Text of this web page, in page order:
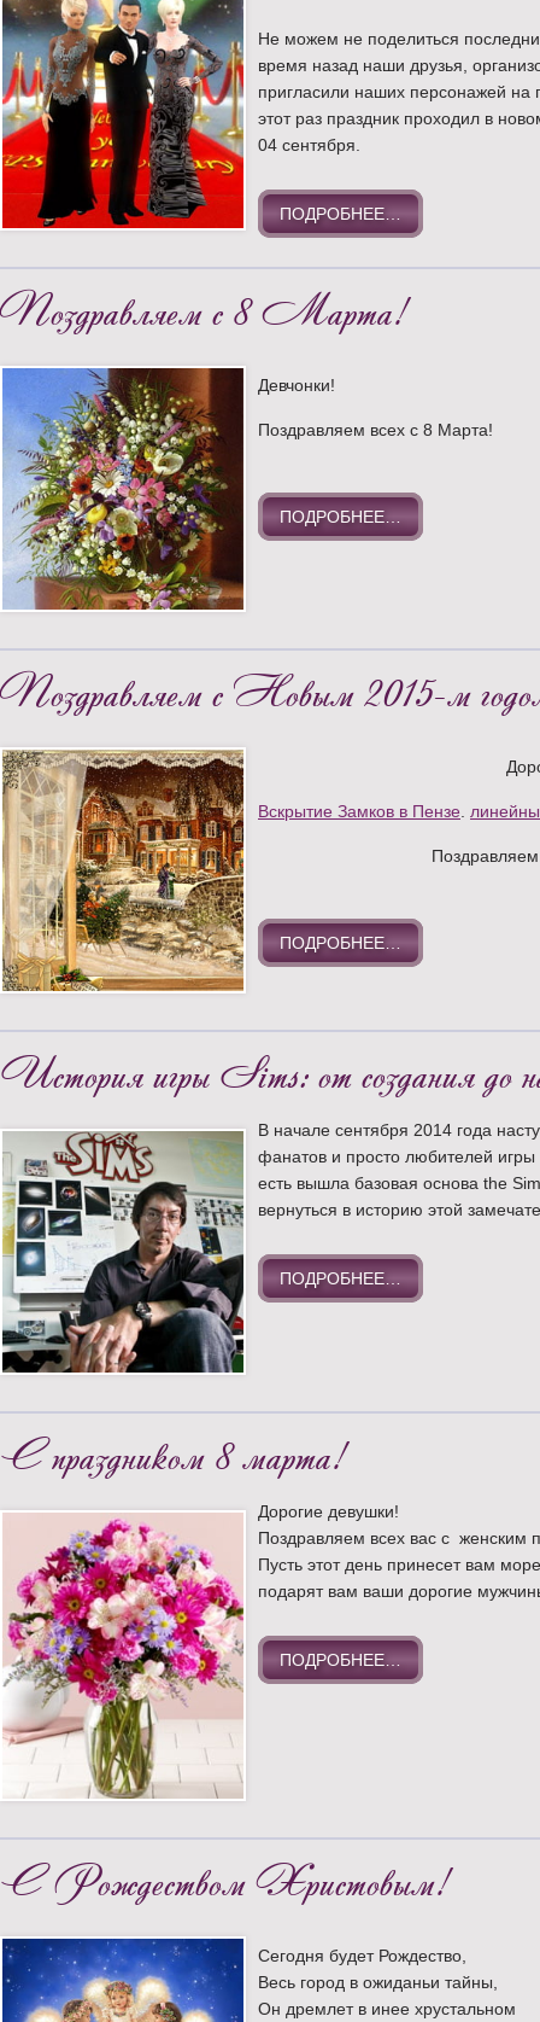
Не можем не поделиться
время назад наши друзья,
пригласили наших персонажей
этот раз праздник проходил в
04 сентября.
ПОДРОБНЕЕ…
Поздравляем с 8 Марта!
Девчонки!
Поздравляем всех с 8 Марта!
ПОДРОБНЕЕ…
Поздравляем с Новым 2015-м
Вскрытие Замков в Пензе
ПОДРОБНЕЕ…
История игры Sims: от создания до
В начале сентября 2014 года
фанатов и просто любителей игры
есть вышла базовая основа the
вернуться в историю этой
ПОДРОБНЕЕ…
С праздником 8 марта!
Дорогие девушки!
Поздравляем всех вас с женским
Пусть этот день принесет вам
подарят вам ваши дорогие
ПОДРОБНЕЕ…
С Рождеством Христовым!
Сегодня будет Рождество,
Весь город в ожиданьи тайны,
Он дремлет в инее хрустальном